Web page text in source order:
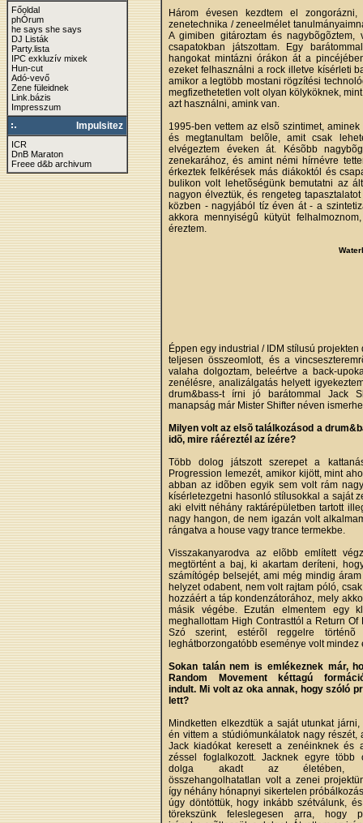
Főoldal
phÓrum
he says she says
DJ Listák
Party.lista
IPC exkluzív mixek
Hun-cut
Adó-vevő
Zene füleidnek
Link.bázis
Impresszum
Impulsitez
ICR
DnB Maraton
Freee d&b archivum
Három évesen kezdtem el
zenetechnika / zeneelmélet
A gimiben gitároztam és
csapatokban játszottam. Egy
hangokat mintázni órákon át a
ezeket felhasználni a rock illetve kísérleti
amikor a legtöbb mostani rögzítési
megfizethetetlen volt olyan kölyköknek,
azt használni, amink van.
1995-ben vettem az elsõ szintimet,
és megtanultam belõle, amit csak
elvégeztem éveken át. Késõbb
zenekarához, és amint némi hírnévre
érkeztek felkérések más diákoktól és
bulikon volt lehetõségünk bemutatni az
nagyon élveztük, és rengeteg
közben - nagyjából tíz éven át - a
akkora mennyiségû kütyüt
éreztem.
Éppen egy industrial / IDM stílusú
teljesen összeomlott, és a
valaha dolgoztam, beleértve a back-
zenélésre, analizálgatás helyett
drum&bass-t írni jó barátommal Jack
manapság már Mister Shifter néven
Milyen volt az elsõ találkozásod a
idõ, mire ráéreztél az ízére?
Több dolog játszott szerepet a
Progression lemezét, amikor kijött, mint
abban az idõben egyik sem volt rám
kísérletezgetni hasonló stílusokkal a saját
aki elvitt néhány raktárépületben tartott
nagy hangon, de nem igazán volt
rángatva a house vagy trance termekbe.
Visszakanyarodva az elõbb említett
megtörtént a baj, ki akartam deríteni,
számítógép belsejét, ami még mindig
helyzet odabent, nem volt rajtam póló,
hozzáért a táp kondenzátorához, mely
másik végébe. Ezután elmentem egy
meghallottam High Contrasttól a Return
Szó szerint, estérõl reggelre történõ
leghátborzongatóbb eseménye volt
Sokan talán nem is emlékeznek már,
Random Movement kéttagú
indult. Mi volt az oka annak, hogy szóló
lett?
Mindketten elkezdtük a saját utunkat járni,
én vittem a stúdiómunkálatok nagy részét,
Jack kiadókat keresett a zenéinknek és
zéssel foglalkozott. Jacknek egyre több
dolga akadt az életében,
összehangolhatatlan volt a zenei
így néhány hónapnyi sikertelen
úgy döntöttük, hogy inkább szétválunk,
törekszünk feleslegesen arra, hogy